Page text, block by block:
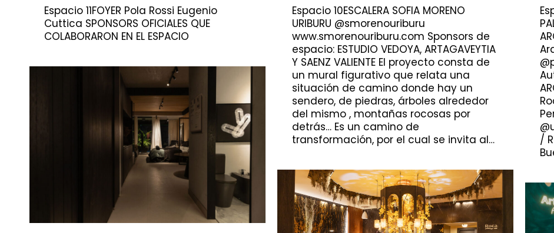
Espacio 11FOYER Pola Rossi Eugenio
Cuttica SPONSORS OFICIALES QUE
COLABORARON EN EL ESPACIO
Espacio 10ESCALERA SOFIA MORENO
URIBURU @smorenouriburu
www.smorenouriburu.com Sponsors de
espacio: ESTUDIO VEDOYA, ARTAGAVEYTIA
Y SAENZ VALIENTE El proyecto consta de
un mural figurativo que relata una
situación de camino donde hay un
sendero, de piedras, árboles alrededor
del mismo , montañas rocosas por
detrás… Es un camino de
transformación, por el cual se invita al…
/